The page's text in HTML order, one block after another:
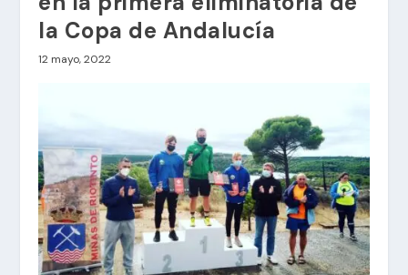
la Copa de Andalucía
12 mayo, 2022